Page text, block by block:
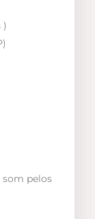
)
pelos